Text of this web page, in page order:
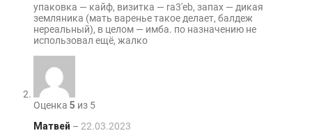
упаковка — кайф, визитка — ra3'eb, запах — дикая
земляника (мать варенье такое делает, балдеж
нереальный), в целом — имба. по назначению не
использовал ещё, жалко
Оценка 5 из 5
Матвей – 22.03.2023